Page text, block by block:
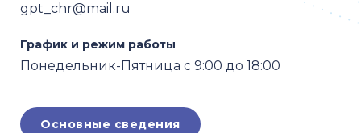
gpt_chr@mail.ru
График и режим работы
Понедельник-Пятница с 9:00 до 18:00
Основные сведения